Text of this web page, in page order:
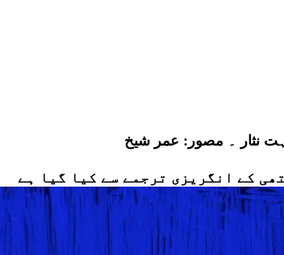
نثار ۔ مصور: عمر شیخ
کے انگریزی ترجمے سے کیا گیا ہے